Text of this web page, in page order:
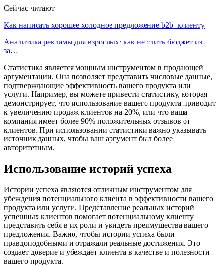
Сейчас читают
Как написать хорошее холодное предложение b2b–клиенту
Аналитика рекламы для взрослых: как не слить бюджет из-
за…
Статистика является мощным инструментом в продающей
аргументации. Она позволяет представить числовые данные,
подтверждающие эффективность вашего продукта или
услуги. Например, вы можете привести статистику, которая
демонстрирует, что использование вашего продукта приводит
к увеличению продаж клиентов на 20%, или что ваша
компания имеет более 90% положительных отзывов от
клиентов. При использовании статистики важно указывать
источник данных, чтобы ваш аргумент был более
авторитетным.
Использование историй успеха
Истории успеха являются отличным инструментом для
убеждения потенциального клиента в эффективности вашего
продукта или услуги. Представление реальных историй
успешных клиентов помогает потенциальному клиенту
представить себя в их роли и увидеть преимущества вашего
предложения. Важно, чтобы истории успеха были
правдоподобными и отражали реальные достижения. Это
создает доверие и убеждает клиента в качестве и полезности
вашего продукта.